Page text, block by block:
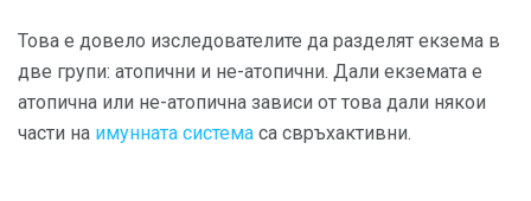
Това е довело изследователите да разделят екзема в
две групи: атопични и не-атопични. Дали екземата е
атопична или не-атопична зависи от това дали някои
части на имунната система са свръхактивни.